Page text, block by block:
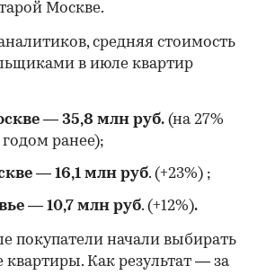
Москве.
средняя стоимость
в июле квартир
— 35,8 млн руб. (на 27%
ранее);
— 16,1 млн руб. (+23%) ;
— 10,7 млн руб. (+12%).
покупатели начали выбирать
квартиры. Как результат — за